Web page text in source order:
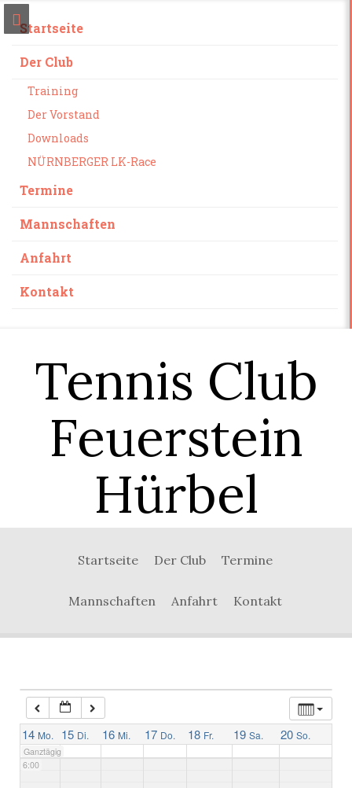
Startseite
Der Club
Training
Der Vorstand
Downloads
NÜRNBERGER LK-Race
Termine
Mannschaften
Anfahrt
Kontakt
contentTennis Club
Feuerstein
Hürbel
Startseite Der Club Termine
Mannschaften Anfahrt Kontakt
14 Mo. 15 Di. 16 Mi. 17 Do. 18 Fr. 19 Sa. 20 So.
Ganztägig
1:00
5:00
6:00